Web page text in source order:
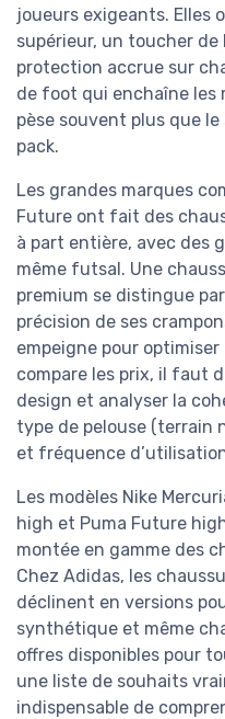
joueurs exigeants. Elles
supérieur, un toucher
protection accrue sur
de foot qui enchaîne les
pèse souvent plus que
pack.
Les grandes marques
Future ont fait des
à part entière, avec des
même futsal. Une
premium se distingue
précision de ses
empeigne pour
compare les prix, il faut
design et analyser la
type de pelouse (terrain
et fréquence
Les modèles Nike
high et Puma Future
montée en gamme des
Chez Adidas, les
déclinent en versions
synthétique et même
offres disponibles pour
une liste de souhaits
indispensable de